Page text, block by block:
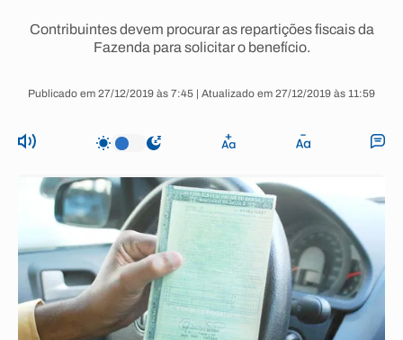
Contribuintes devem procurar as repartições fiscais da
Fazenda para solicitar o benefício.
Publicado em 27/12/2019 às 7:45 | Atualizado em 27/12/2019 às 11:59